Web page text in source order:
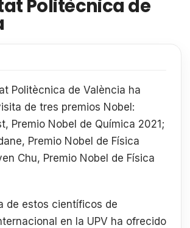
Politècnica de
Politècnica de València ha
de tres premios Nobel:
Premio Nobel de Química 2021;
Premio Nobel de Física
Chu, Premio Nobel de Física
de estos científicos de
en la UPV ha ofrecido